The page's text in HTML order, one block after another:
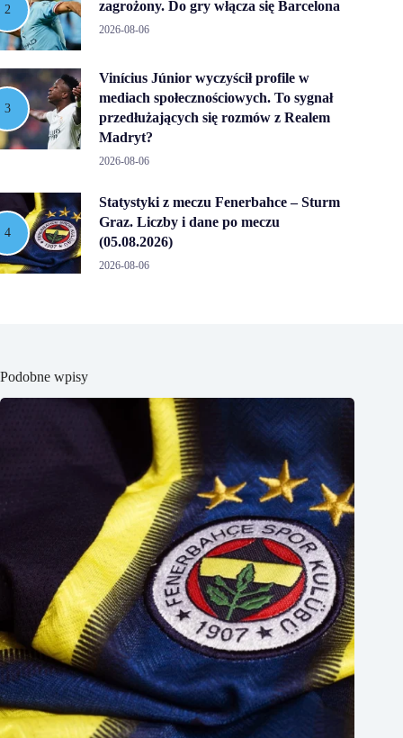
zagrożony. Do gry włącza się Barcelona
2026-08-06
Vinícius Júnior wyczyścił profile w
mediach społecznościowych. To sygnał
przedłużających się rozmów z Realem
Madryt?
2026-08-06
Statystyki z meczu Fenerbahce – Sturm
Graz. Liczby i dane po meczu
(05.08.2026)
2026-08-06
Podobne wpisy